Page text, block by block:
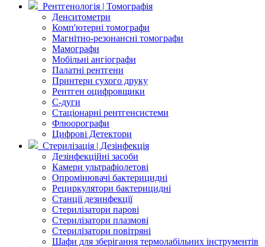
Рентгенологія | Томографія
Денситометри
Комп'ютерні томографи
Магнітно-резонансні томографи
Мамографи
Мобільні ангіографи
Палатні рентгени
Принтери сухого друку
Рентген оцифровщики
С-дуги
Стаціонарні рентгенсистеми
Флюорографи
Цифрові Детектори
Стерилізація | Дезінфекція
Дезінфекційні засоби
Камери ультрафіолетові
Опромінювачі бактерицидні
Рециркулятори бактерицидні
Станції дезинфекції
Стерилізатори парові
Стерилізатори плазмові
Стерилізатори повітряні
Шафи для зберігання термолабільних інструментів